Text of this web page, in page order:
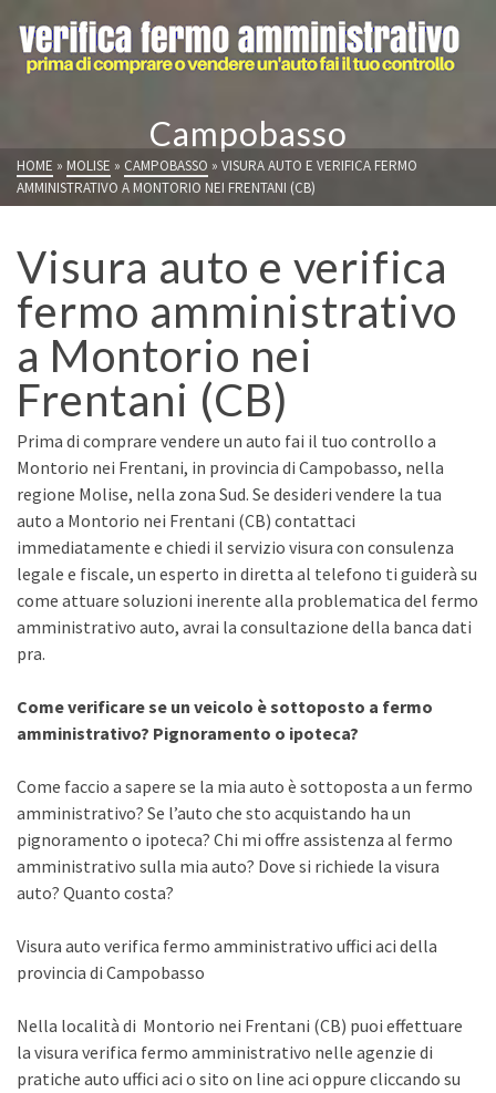
Campobasso
HOME » MOLISE » CAMPOBASSO » VISURA AUTO E VERIFICA FERMO
AMMINISTRATIVO A MONTORIO NEI FRENTANI (CB)
Visura auto e verifica
fermo amministrativo
a Montorio nei
Frentani (CB)
Prima di comprare vendere un auto fai il tuo controllo a
Montorio nei Frentani, in provincia di Campobasso, nella
regione Molise, nella zona Sud. Se desideri vendere la tua
auto a Montorio nei Frentani (CB) contattaci
immediatamente e chiedi il servizio visura con consulenza
legale e fiscale, un esperto in diretta al telefono ti guiderà su
come attuare soluzioni inerente alla problematica del fermo
amministrativo auto, avrai la consultazione della banca dati
pra.
Come verificare se un veicolo è sottoposto a fermo
amministrativo? Pignoramento o ipoteca?
Come faccio a sapere se la mia auto è sottoposta a un fermo
amministrativo? Se l’auto che sto acquistando ha un
pignoramento o ipoteca? Chi mi offre assistenza al fermo
amministrativo sulla mia auto? Dove si richiede la visura
auto? Quanto costa?
Visura auto verifica fermo amministrativo uffici aci della
provincia di Campobasso
Nella località di Montorio nei Frentani (CB) puoi effettuare
la visura verifica fermo amministrativo nelle agenzie di
pratiche auto uffici aci o sito on line aci oppure cliccando su